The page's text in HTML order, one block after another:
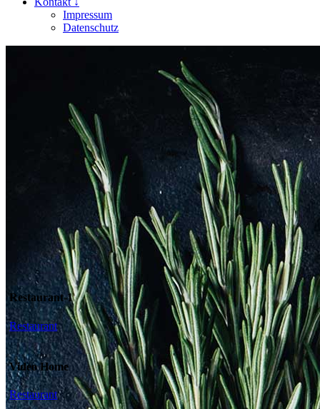
Impressum
Datenschutz
Restaurant-1
Restaurant
Video Home
Restaurant